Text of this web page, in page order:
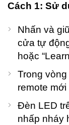
Cách 1: Sử
Nhấn và
cửa tự
hoặc
Trong
remote
Đèn LED
nhấp nháy